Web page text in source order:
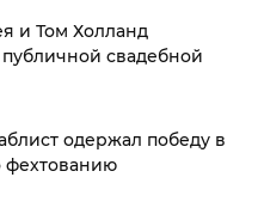
и Том Холланд
публичной свадебной
одержал победу в